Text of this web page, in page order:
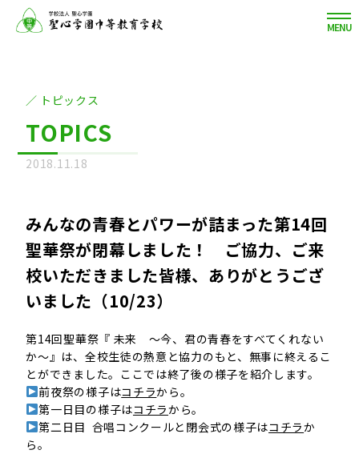
MENU
トピックス
TOPICS
2018.11.18
みんなの青春とパワーが詰まった第14回
聖華祭が閉幕しました！ ご協力、ご来
校いただきました皆様、ありがとうござ
いました（10/23）
第14回聖華祭『 未来 ～今、君の青春をすべてくれない
か～』は、全校生徒の熱意と協力のもと、無事に終えるこ
とができました。ここでは終了後の様子を紹介します。
前夜祭の様子はコチラから。
第一日目の様子はコチラから。
第二日目 合唱コンクールと閉会式の様子はコチラか
ら。